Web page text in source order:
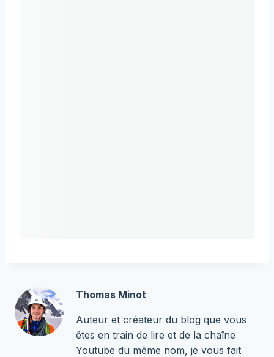
Thomas Minot
Auteur et créateur du blog que vous
êtes en train de lire et de la chaîne
Youtube du même nom, je vous fait